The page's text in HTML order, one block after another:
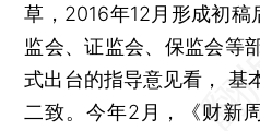
草，2016年12月形成初稿
监会、证监会、保监会等
式出台的指导意见看， 基
二致。今年2月，《财新